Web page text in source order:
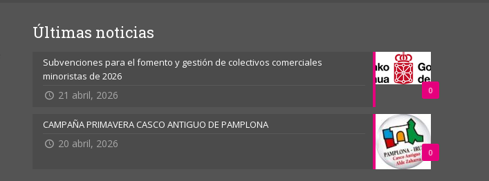
Últimas noticias
0
Subvenciones para el fomento y gestión de colectivos comerciales
minoristas de 2026
21 abril, 2026
0
CAMPAÑA PRIMAVERA CASCO ANTIGUO DE PAMPLONA
20 abril, 2026